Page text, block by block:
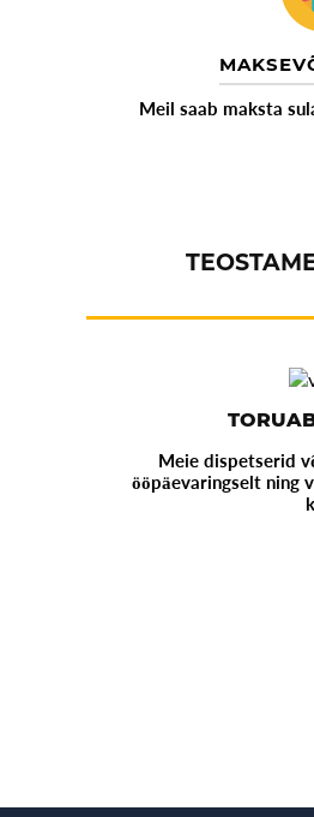
Meil saab maksta
Meie dispetserid
ööpäevaringselt ning